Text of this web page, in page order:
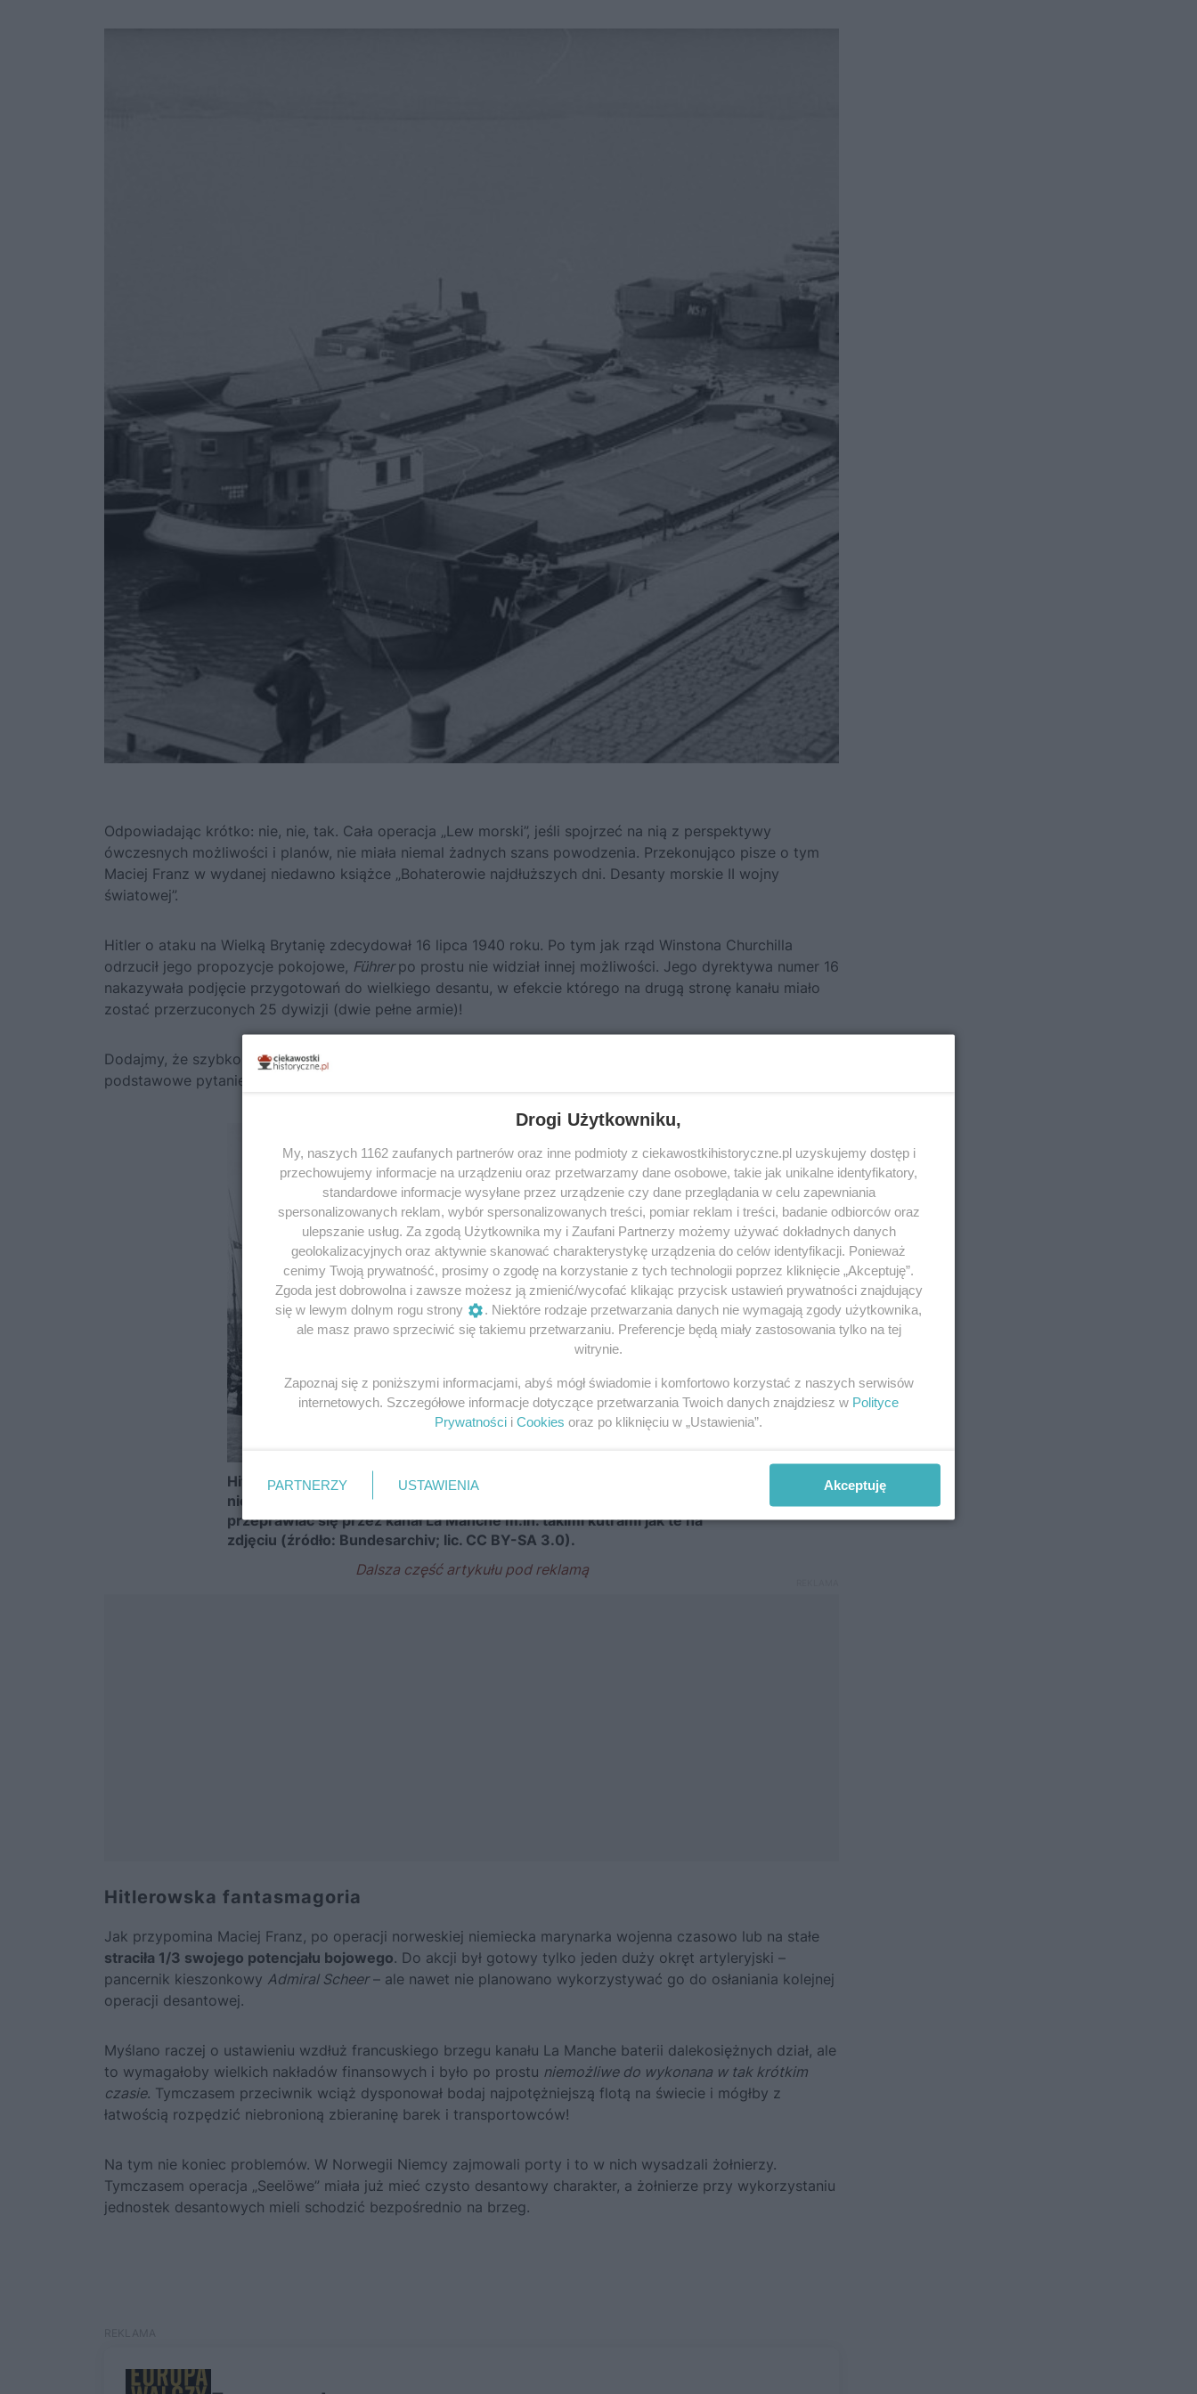
Odpowiadając krótko: nie, nie, tak. Cała operacja „Lew morski”, jeśli spojrzeć na nią z perspektywy
ówczesnych możliwości i planów, nie miała niemal żadnych szans powodzenia. Przekonująco pisze o tym
Maciej Franz w wydanej niedawno książce „Bohaterowie najdłuższych dni. Desanty morskie II wojny
światowej”.
Hitler o ataku na Wielką Brytanię zdecydował 16 lipca 1940 roku. Po tym jak rząd Winstona Churchilla
odrzucił jego propozycje pokojowe, Führerpo prostu nie widział innej możliwości. Jego dyrektywa numer 16
nakazywała podjęcie przygotowań do wielkiego desantu, w efekcie którego na drugą stronę kanału miało
zostać przerzuconych 25 dywizji (dwie pełne armie)!
Dodajmy, że szybko zaproponowano podniesienie tej liczby aż do 40 dywizji. No dobrze, nasuwa się
podstawowe pytanie: jak u licha oni chcieli to zrobić i to w ciągu dwóch miesięcy, a nie paru lat?
Hitler chciał przeprowadzić inwazję na Wielką Brytanię, tymczasem
nie miał żadnych barek desantowych. Niemieccy żołnierze mieli
przeprawiać się przez kanał La Manche m.in. takimi kutrami jak te na
zdjęciu (źródło: Bundesarchiv; lic. CC BY-SA 3.0).
Hitlerowska fantasmagoria
Jak przypomina Maciej Franz, po operacji norweskiej niemiecka marynarka wojenna czasowo lub na stałe
straciła 1/3 swojego potencjału bojowego. Do akcji był gotowy tylko jeden duży okręt artyleryjski –
pancernik kieszonkowy Admiral Scheer– ale nawet nie planowano wykorzystywać go do osłaniania kolejnej
operacji desantowej.
Myślano raczej o ustawieniu wzdłuż francuskiego brzegu kanału La Manche baterii dalekosiężnych dział, ale
to wymagałoby wielkich nakładów finansowych i było po prostu niemożliwe do wykonana w tak krótkim
czasie. Tymczasem przeciwnik wciąż dysponował bodaj najpotężniejszą flotą na świecie i mógłby z
łatwością rozpędzić niebronioną zbieraninę barek i transportowców!
Na tym nie koniec problemów. W Norwegii Niemcy zajmowali porty i to w nich wysadzali żołnierzy.
Tymczasem operacja „Seelöwe” miała już mieć czysto desantowy charakter, a żołnierze przy wykorzystaniu
jednostek desantowych mieli schodzić bezpośrednio na brzeg.
Drogi Użytkowniku,
My, naszych 1162 zaufanych partnerów oraz inne podmioty z ciekawostkihistoryczne.pl uzyskujemy dostęp i
przechowujemy informacje na urządzeniu oraz przetwarzamy dane osobowe, takie jak unikalne identyfikatory,
standardowe informacje wysyłane przez urządzenie czy dane przeglądania w celu zapewniania
spersonalizowanych reklam, wybór spersonalizowanych treści, pomiar reklam i treści, badanie odbiorców oraz
ulepszanie usług. Za zgodą Użytkownika my i Zaufani Partnerzy możemy używać dokładnych danych
geolokalizacyjnych oraz aktywnie skanować charakterystykę urządzenia do celów identyfikacji. Ponieważ
cenimy Twoją prywatność, prosimy o zgodę na korzystanie z tych technologii poprzez kliknięcie „Akceptuję”.
Zgoda jest dobrowolna i zawsze możesz ją zmienić/wycofać klikając przycisk ustawień prywatności znajdujący
się w lewym dolnym rogu strony
. Niektóre rodzaje przetwarzania danych nie wymagają zgody użytkownika,
ale masz prawo sprzeciwić się takiemu przetwarzaniu. Preferencje będą miały zastosowania tylko na tej
witrynie.
Zapoznaj się z poniższymi informacjami, abyś mógł świadomie i komfortowo korzystać z naszych serwisów
internetowych. Szczegółowe informacje dotyczące przetwarzania Twoich danych znajdziesz w Polityce
Prywatności i Cookies oraz po kliknięciu w „Ustawienia”.
PARTNERZY USTAWIENIA Akceptuję